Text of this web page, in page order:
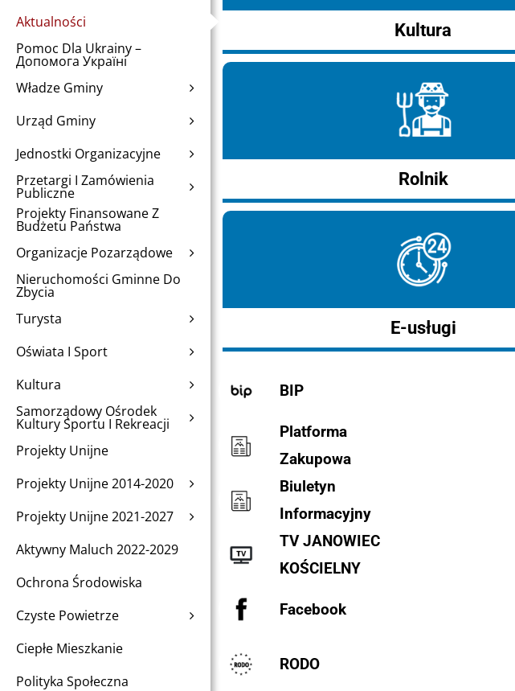
Aktualności
Pomoc Dla Ukrainy –
Допомога Україні
Władze Gminy
Urząd Gminy
Jednostki Organizacyjne
Przetargi I Zamówienia
Publiczne
Projekty Finansowane Z
Budżetu Państwa
Organizacje Pozarządowe
Nieruchomości Gminne Do
Zbycia
Turysta
Oświata I Sport
Kultura
Samorządowy Ośrodek
Kultury Sportu I Rekreacji
Projekty Unijne
Projekty Unijne 2014-2020
Projekty Unijne 2021-2027
Aktywny Maluch 2022-2029
Ochrona Środowiska
Czyste Powietrze
Ciepłe Mieszkanie
Polityka Społeczna
Kultura
Rolnik
E-usługi
BIP
Platforma
Zakupowa
Biuletyn
Informacyjny
TV JANOWIEC
KOŚCIELNY
Facebook
RODO